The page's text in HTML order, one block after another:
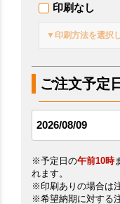
印刷なし
▼印刷方法を選択
ご注文予定
※予定日の午前10時
れます。
※印刷ありの場合は
※希望納期に対する